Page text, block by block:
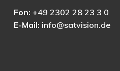
Fon: +49 2302 28 23 3 0
E-Mail: info@satvision.de